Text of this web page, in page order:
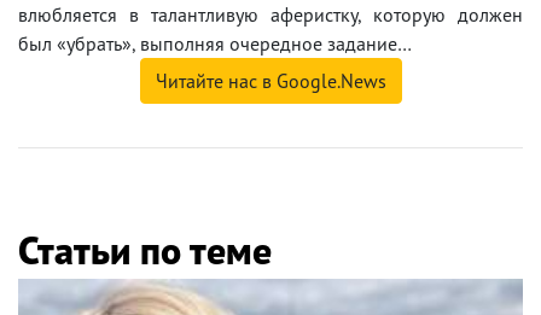
влюбляется в талантливую аферистку, которую должен
был «убрать», выполняя очередное задание…
Читайте нас в Google.News
Статьи по теме